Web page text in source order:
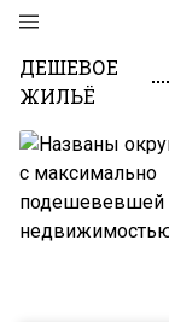
ДЕШЕВОЕ
ЖИЛЬЁ